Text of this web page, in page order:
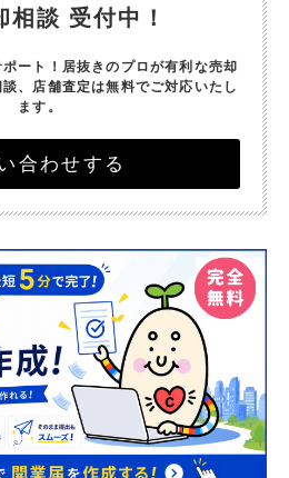
相談 受付中！
ート！ 居抜きのプロが有利な売却
談、店舗査定は無料でご対応いたし
ます。
合わせする